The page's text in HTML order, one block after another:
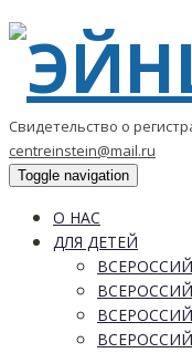
Свидетельство о
centreinstein@mail.ru
Toggle navigation
О НАС
ДЛЯ ДЕТЕЙ